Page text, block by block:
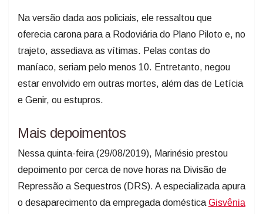
Na versão dada aos policiais, ele ressaltou que
oferecia carona para a Rodoviária do Plano Piloto e, no
trajeto, assediava as vítimas. Pelas contas do
maníaco, seriam pelo menos 10. Entretanto, negou
estar envolvido em outras mortes, além das de Letícia
e Genir, ou estupros.
Mais depoimentos
Nessa quinta-feira (29/08/2019), Marinésio prestou
depoimento por cerca de nove horas na Divisão de
Repressão a Sequestros (DRS). A especializada apura
o desaparecimento da empregada doméstica Gisvênia